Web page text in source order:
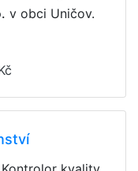
v obci Uničov.